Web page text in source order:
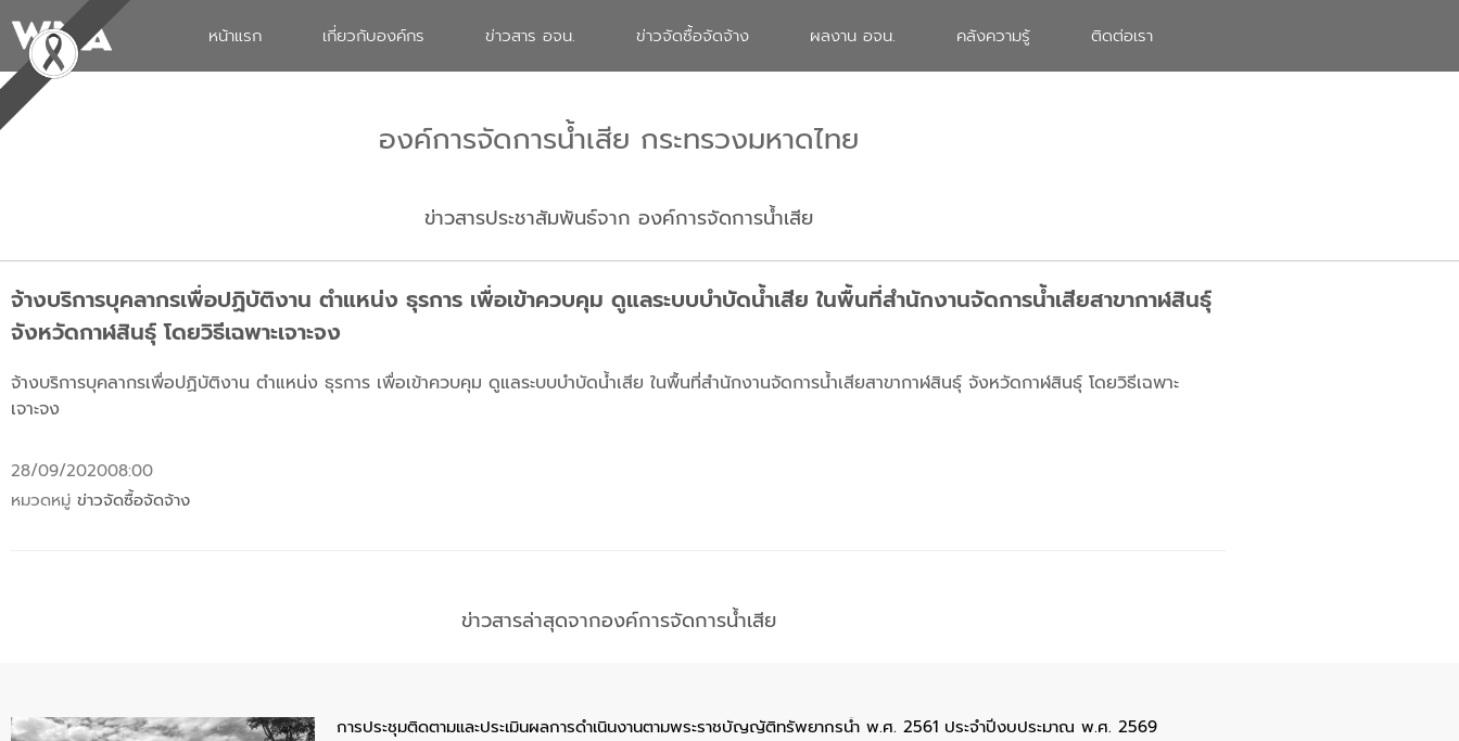
หน้าแรก เกี่ยวกับองค์กร ข่าวสาร อจน. ข่าวจัดซื้อจัดจ้าง ผลงาน อจน. คลังความรู้ ติดต่อเรา
องค์การจัดการน้ำเสีย กระทรวงมหาดไทย
ข่าวสารประชาสัมพันธ์จาก องค์การจัดการน้ำเสีย
จ้างบริการบุคลากรเพื่อปฏิบัติงาน ตำแหน่ง ธุรการ เพื่อเข้าควบคุม ดูแลระบบบำบัดน้ำเสีย ในพื้นที่สำนักงานจัดการน้ำเสียสาขากาฬสินธุ์
จังหวัดกาฬสินธุ์ โดยวิธีเฉพาะเจาะจง
จ้างบริการบุคลากรเพื่อปฏิบัติงาน ตำแหน่ง ธุรการ เพื่อเข้าควบคุม ดูแลระบบบำบัดน้ำเสีย ในพื้นที่สำนักงานจัดการน้ำเสียสาขากาฬสินธุ์ จังหวัดกาฬสินธุ์ โดยวิธีเฉพาะ
เจาะจง
28/09/202008:00
หมวดหมู่ ข่าวจัดซื้อจัดจ้าง
ข่าวสารล่าสุดจากองค์การจัดการน้ำเสีย
การประชุมติดตามและประเมินผลการดำเนินงานตามพระราชบัญญัติทรัพยากรน้ำ พ.ศ. 2561 ประจำปีงบประมาณ พ.ศ. 2569